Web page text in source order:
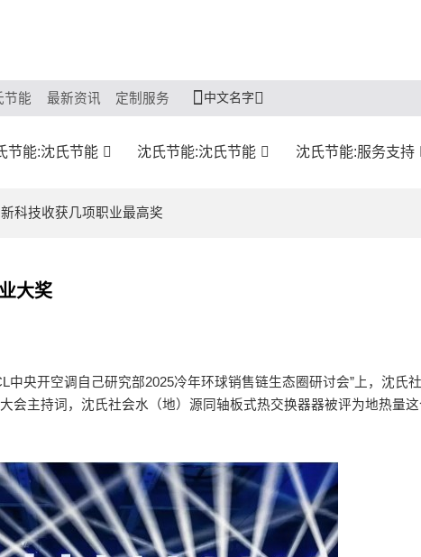
节能 最新资讯 定制服务 中文名字
节能:沈氏节能 沈氏节能:沈氏节能 沈氏节能:服务支持
科技收获几项职业最高奖
大奖
央开空调自己研究部2025冷年环球销售链生态圈研讨会”上，沈氏
会主持词，沈氏社会水（地）源同轴板式热交换器器被评为地热量这